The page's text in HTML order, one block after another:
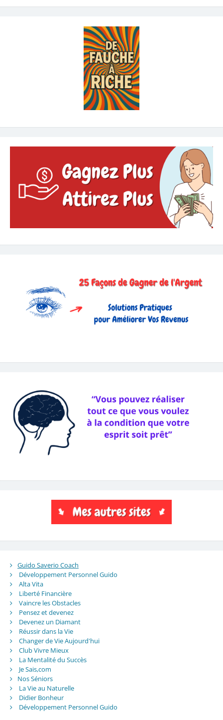
Guido Saverio Coach
Développement Personnel Guido
Alta Vita
Liberté Financière
Vaincre les Obstacles
Pensez et devenez
Devenez un Diamant
Réussir dans la Vie
Changer de Vie Aujourd'hui
Club Vivre Mieux
La Mentalité du Succès
Je Sais,com
Nos Séniors
La Vie au Naturelle
Didier Bonheur
Développement Personnel Guido